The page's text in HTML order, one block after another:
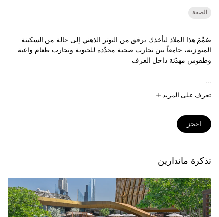
الصحة
صُمِّمَ هذا الملاذ ليأخذك برفق من التوتر الذهني إلى حالة من السكينة
المتوازنة، جامعاً بين تجارب صحية مجدِّدة للحيوية وتجارب طعام واعية
وطقوس مهدّئة داخل الغرف.
...
تعرف على المزيد
احجز
تذكرة ماندارين